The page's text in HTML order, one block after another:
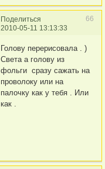
Поделиться
66
2010-05-11 13:13:33
Голову перерисовала . )
Света а голову из
фольги сразу сажать на
проволоку или на
палочку как у тебя . Или
как .